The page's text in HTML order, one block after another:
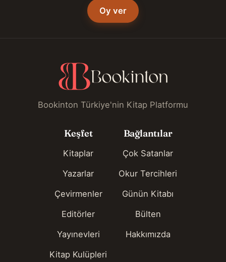
Oy ver
Bookinton Türkiye'nin Kitap Platformu
Keşfet
Kitaplar
Yazarlar
Çevirmenler
Editörler
Yayınevleri
Kitap Kulüpleri
Bağlantılar
Çok Satanlar
Okur Tercihleri
Günün Kitabı
Bülten
Hakkımızda